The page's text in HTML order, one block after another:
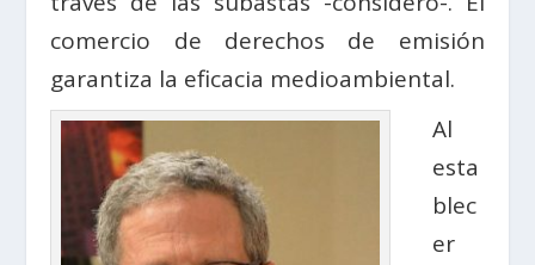
comercio de derechos de emisión
garantiza la eficacia medioambiental.
Al
esta
blec
er